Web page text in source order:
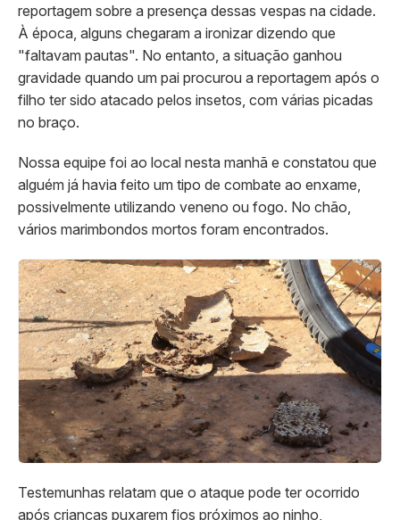
reportagem sobre a presença dessas vespas na cidade.
À época, alguns chegaram a ironizar dizendo que
"faltavam pautas". No entanto, a situação ganhou
gravidade quando um pai procurou a reportagem após o
filho ter sido atacado pelos insetos, com várias picadas
no braço.
Nossa equipe foi ao local nesta manhã e constatou que
alguém já havia feito um tipo de combate ao enxame,
possivelmente utilizando veneno ou fogo. No chão,
vários marimbondos mortos foram encontrados.
Testemunhas relatam que o ataque pode ter ocorrido
após crianças puxarem fios próximos ao ninho,